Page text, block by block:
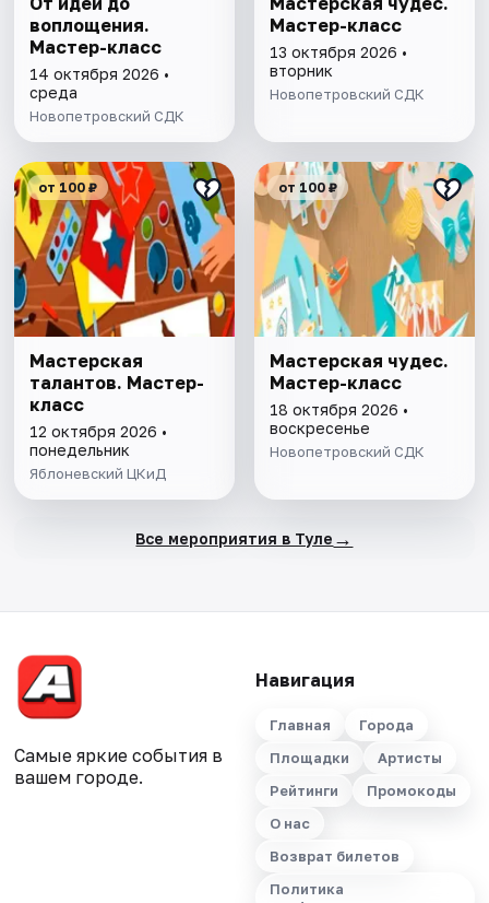
воплощения.
Мастер-класс
14 октября 2026 •
среда
Новопетровский СДК
Мастер-класс
13 октября 2026 •
вторник
Новопетровский СДК
от 100 ₽
Мастерская
талантов. Мастер-
класс
12 октября 2026 •
понедельник
Яблоневский ЦКиД
от 100 ₽
Мастерская чудес.
Мастер-класс
18 октября 2026 •
воскресенье
Новопетровский СДК
Все мероприятия в Туле →
Самые яркие события в
вашем городе.
Навигация
Главная
Города
Площадки
Артисты
Рейтинги
Промокоды
О нас
Возврат билетов
Политика